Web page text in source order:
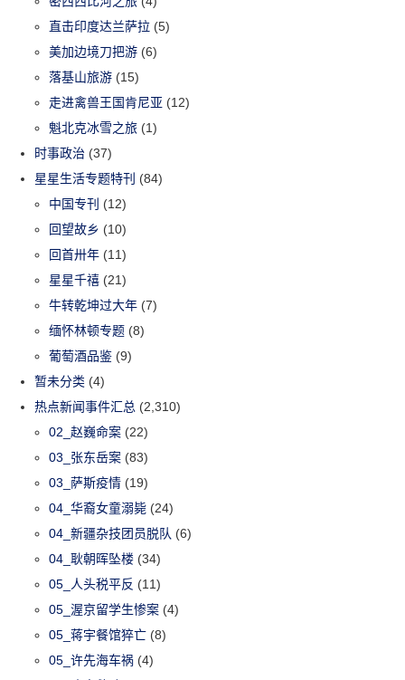
直击印度达兰萨拉 (5)
美加边境刀把游 (6)
落基山旅游 (15)
走进禽兽王国肯尼亚 (12)
魁北克冰雪之旅 (1)
时事政治 (37)
星星生活专题特刊 (84)
中国专刊 (12)
回望故乡 (10)
回首卅年 (11)
星星千禧 (21)
牛转乾坤过大年 (7)
缅怀林顿专题 (8)
葡萄酒品鉴 (9)
暂未分类 (4)
热点新闻事件汇总 (2,310)
02_赵巍命案 (22)
03_张东岳案 (83)
03_萨斯疫情 (19)
04_华裔女童溺毙 (24)
04_新疆杂技团员脱队 (6)
04_耿朝晖坠楼 (34)
05_人头税平反 (11)
05_渥京留学生惨案 (4)
05_蒋宇餐馆猝亡 (8)
05_许先海车祸 (4)